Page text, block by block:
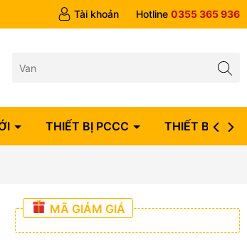
Tài khoản Hotline 0355 365 936
THIẾT BỊ PCCC THIẾT BỊ ĐIỆN
MÃ GIẢM GIÁ